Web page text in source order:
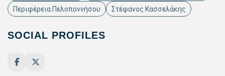
Περιφέρεια Πελοποννήσου
Στέφανος Κασσελάκης
SOCIAL PROFILES